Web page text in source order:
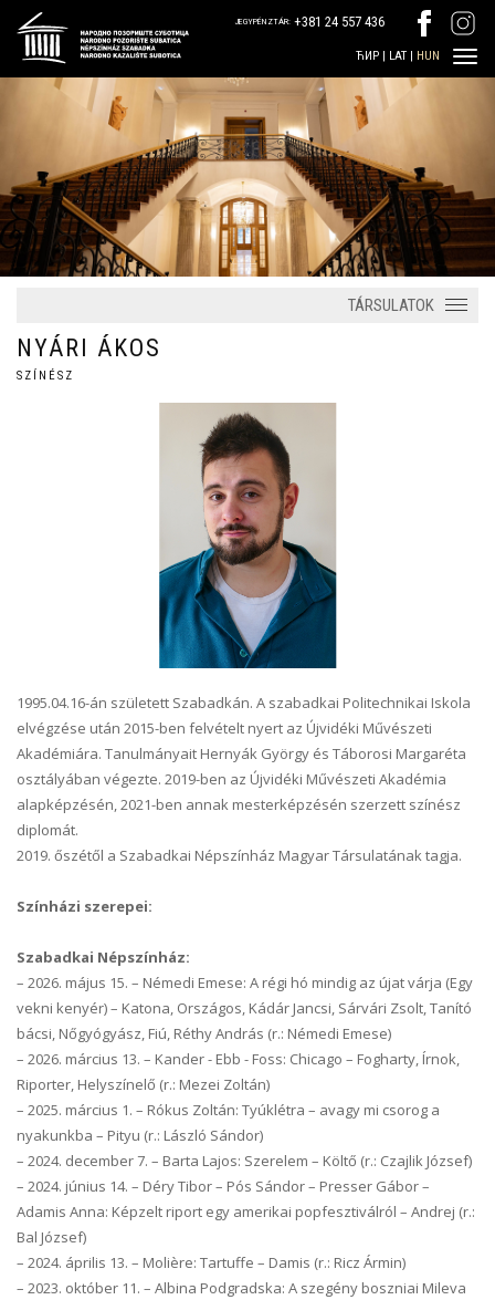
JEGYPÉNZTÁR: +381 24 557 436
ЋИР | LAT | HUN
TÁRSULATOK
NYÁRI ÁKOS
SZÍNÉSZ
1995.04.16-án született Szabadkán. A szabadkai Politechnikai Iskola
elvégzése után 2015-ben felvételt nyert az Újvidéki Művészeti
Akadémiára. Tanulmányait Hernyák György és Táborosi Margaréta
osztályában végezte. 2019-ben az Újvidéki Művészeti Akadémia
alapképzésén, 2021-ben annak mesterképzésén szerzett színész
diplomát.
2019. őszétől a Szabadkai Népszínház Magyar Társulatának tagja.
Színházi szerepei:
Szabadkai Népszínház:
– 2026. május 15. – Némedi Emese: A régi hó mindig az újat várja (Egy
vekni kenyér) – Katona, Országos, Kádár Jancsi, Sárvári Zsolt, Tanító
bácsi, Nőgyógyász, Fiú, Réthy András (r.: Némedi Emese)
– 2026. március 13. – Kander - Ebb - Foss: Chicago – Fogharty, Írnok,
Riporter, Helyszínelő (r.: Mezei Zoltán)
– 2025. március 1. – Rókus Zoltán: Tyúklétra – avagy mi csorog a
nyakunkba – Pityu (r.: László Sándor)
– 2024. december 7. – Barta Lajos: Szerelem – Költő (r.: Czajlik József)
– 2024. június 14. – Déry Tibor – Pós Sándor – Presser Gábor –
Adamis Anna: Képzelt riport egy amerikai popfesztiválról – Andrej (r.:
Bal József)
– 2024. április 13. – Molière: Tartuffe – Damis (r.: Ricz Ármin)
– 2023. október 11. – Albina Podgradska: A szegény boszniai Mileva